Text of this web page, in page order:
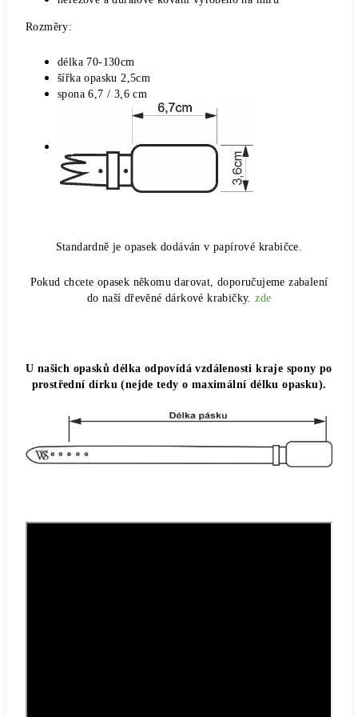
Rozměry:
délka 70-130cm
šířka opasku 2,5cm
spona 6,7 / 3,6 cm
Standardně je opasek dodáván v papírové krabičce.
Pokud chcete opasek někomu darovat, doporučujeme zabalení
do naší dřevěné dárkové krabičky.zde
U našich opasků délka odpovídá vzdálenosti kraje spony po
prostřední dírku (nejde tedy o maximální délku opasku).